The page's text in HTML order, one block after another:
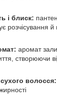
і блиск:
розчісування
аромат
створюючи
волосся: